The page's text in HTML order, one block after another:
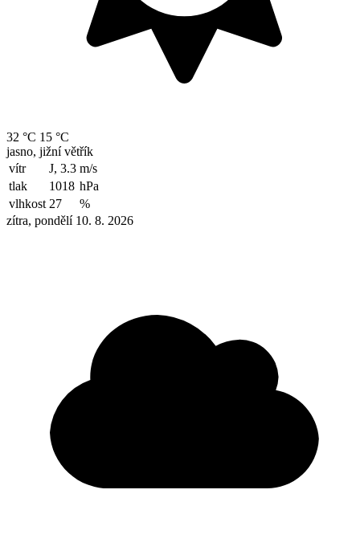
32 °C 15 °C
jasno, jižní větřík
vítr
J, 3.3 m/s
tlak
1018 hPa
vlhkost 27
%
zítra, pondělí 10. 8. 2026